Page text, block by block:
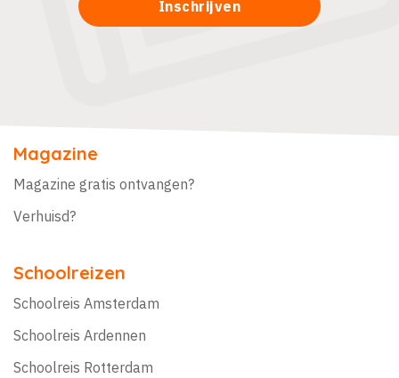
Magazine
Magazine gratis ontvangen?
Verhuisd?
Schoolreizen
Schoolreis Amsterdam
Schoolreis Ardennen
Schoolreis Rotterdam